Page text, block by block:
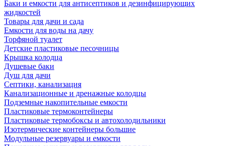
Баки и емкости для антисептиков и дезинфицирующих
жидкостей
Товары для дачи и сада
Емкости для воды на дачу
Торфяной туалет
Детские пластиковые песочницы
Крышка колодца
Душевые баки
Душ для дачи
Септики, канализация
Канализационные и дренажные колодцы
Подземные накопительные емкости
Пластиковые термоконтейнеры
Пластиковые термобоксы и автохолодильники
Изотермические контейнеры большие
Модульные резервуары и емкости